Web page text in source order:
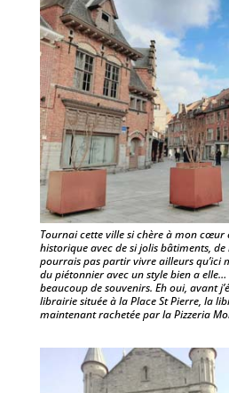
Tournai cette ville si chère à mon cœur
historique avec de si jolis bâtiments, de
pourrais pas partir vivre ailleurs qu’ici
du piétonnier avec un style bien a
beaucoup de souvenirs. Eh oui, avant
librairie située à la Place St Pierre, la
maintenant rachetée par la Pizzeria